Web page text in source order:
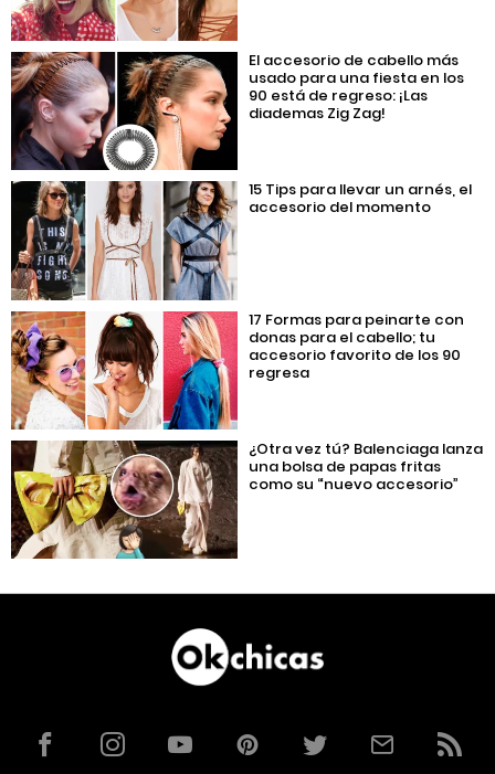
El accesorio de cabello más
usado para una fiesta en los
90 está de regreso: ¡Las
diademas Zig Zag!
15 Tips para llevar un arnés, el
accesorio del momento
17 Formas para peinarte con
donas para el cabello; tu
accesorio favorito de los 90
regresa
¿Otra vez tú? Balenciaga lanza
una bolsa de papas fritas
como su “nuevo accesorio”
FacebookInstagramYouTubePinterestTwitterCorreoRSS